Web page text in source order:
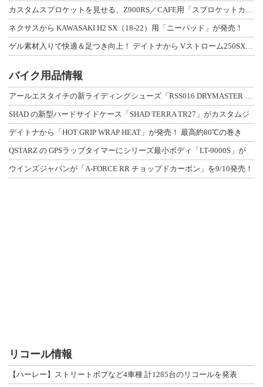
ネクサスから KAWASAKI H2 SX（18-22）用「ニーパッド」が発売！
バイク用品情報
SHAD の新型ハードサイドケース「SHAD TERRA TR27」がカスタムジ
デイトナから「HOT GRIP WRAP HEAT」が発売！ 最高約80℃の巻き
QSTARZ の GPSラップタイマーにシリーズ最小ボディ「LT-9000S」が
ウインズジャパンが「A-FORCE RR チョップドカーボン」を9/10発売！
リコール情報
【ハーレー】ストリートボブなど4車種 計1285台のリコールを発表